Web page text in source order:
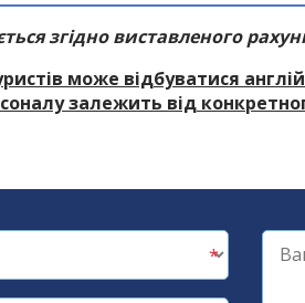
згідно виставленого
може відбуватися
залежить від